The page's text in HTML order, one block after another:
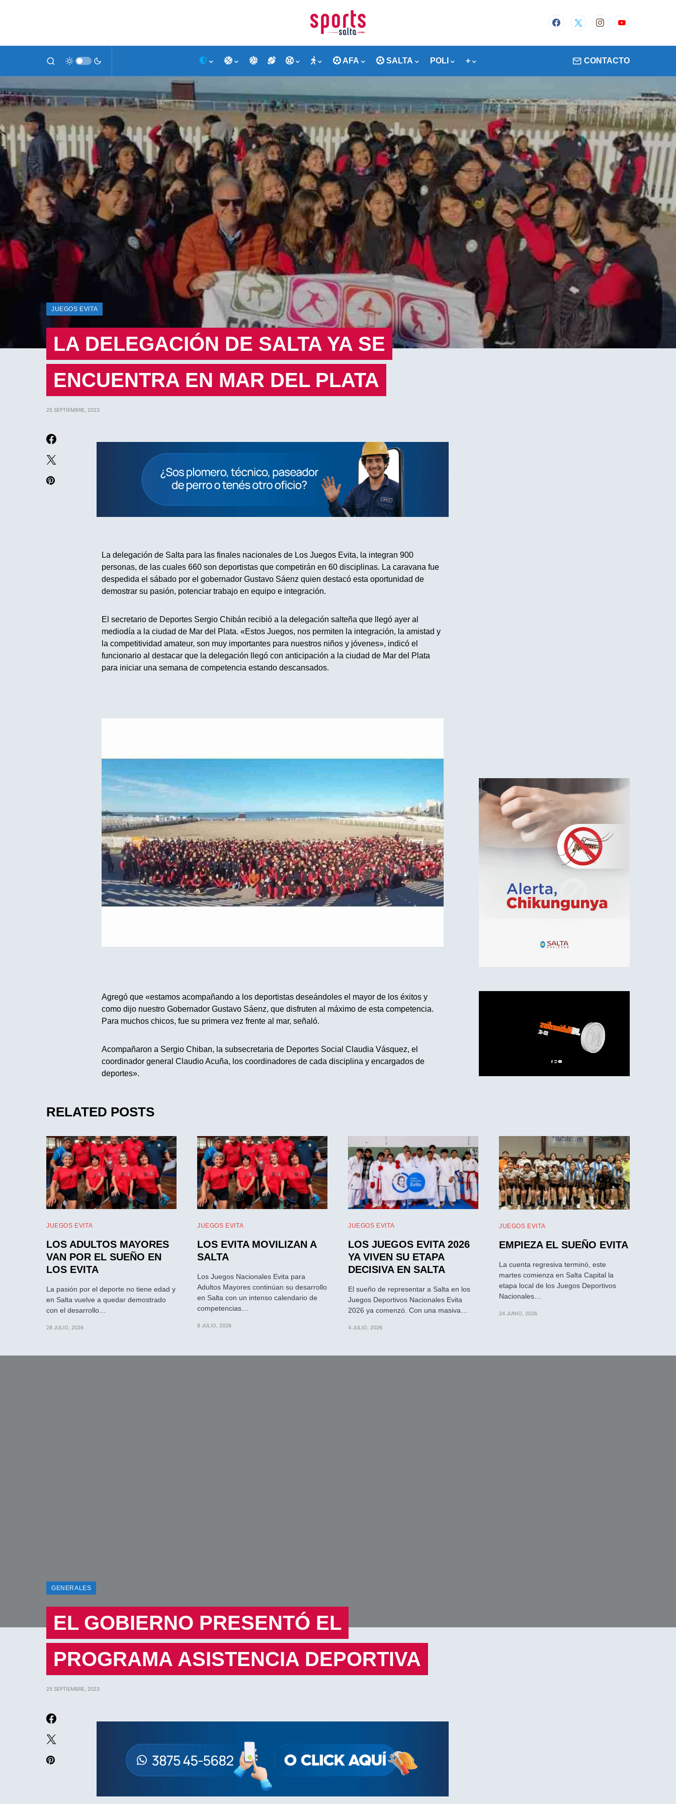
AFA SALTA POLI + CONTACTO
JUEGOS EVITA
LA DELEGACIÓN DE SALTA YA SE
ENCUENTRA EN MAR DEL PLATA
25 SEPTIEMBRE, 2023
La delegación de Salta para las finales nacionales de Los Juegos Evita, la integran 900
personas, de las cuales 660 son deportistas que competirán en 60 disciplinas. La caravana fue
despedida el sábado por el gobernador Gustavo Sáenz quien destacó esta oportunidad de
demostrar su pasión, potenciar trabajo en equipo e integración.
El secretario de Deportes Sergio Chibán recibió a la delegación salteña que llegó ayer al
mediodía a la ciudad de Mar del Plata. «Estos Juegos, nos permiten la integración, la amistad y
la competitividad amateur, son muy importantes para nuestros niños y jóvenes», indicó el
funcionario al destacar que la delegación llegó con anticipación a la ciudad de Mar del Plata
para iniciar una semana de competencia estando descansados.
Agregó que «estamos acompañando a los deportistas deseándoles el mayor de los éxitos y
como dijo nuestro Gobernador Gustavo Sáenz, que disfruten al máximo de esta competencia.
Para muchos chicos, fue su primera vez frente al mar, señaló.
Acompañaron a Sergio Chiban, la subsecretaria de Deportes Social Claudia Vásquez, el
coordinador general Claudio Acuña, los coordinadores de cada disciplina y encargados de
deportes».
RELATED POSTS
JUEGOS EVITA
LOS ADULTOS MAYORES
VAN POR EL SUEÑO EN
LOS EVITA
La pasión por el deporte no tiene edad y
en Salta vuelve a quedar demostrado
con el desarrollo…
28 JULIO, 2026
JUEGOS EVITA
LOS EVITA MOVILIZAN A
SALTA
Los Juegos Nacionales Evita para
Adultos Mayores continúan su desarrollo
en Salta con un intenso calendario de
competencias…
8 JULIO, 2026
JUEGOS EVITA
LOS JUEGOS EVITA 2026
YA VIVEN SU ETAPA
DECISIVA EN SALTA
El sueño de representar a Salta en los
Juegos Deportivos Nacionales Evita
2026 ya comenzó. Con una masiva…
4 JULIO, 2026
JUEGOS EVITA
EMPIEZA EL SUEÑO EVITA
La cuenta regresiva terminó, este
martes comienza en Salta Capital la
etapa local de los Juegos Deportivos
Nacionales…
24 JUNIO, 2026
GENERALES
EL GOBIERNO PRESENTÓ EL
PROGRAMA ASISTENCIA DEPORTIVA
25 SEPTIEMBRE, 2023